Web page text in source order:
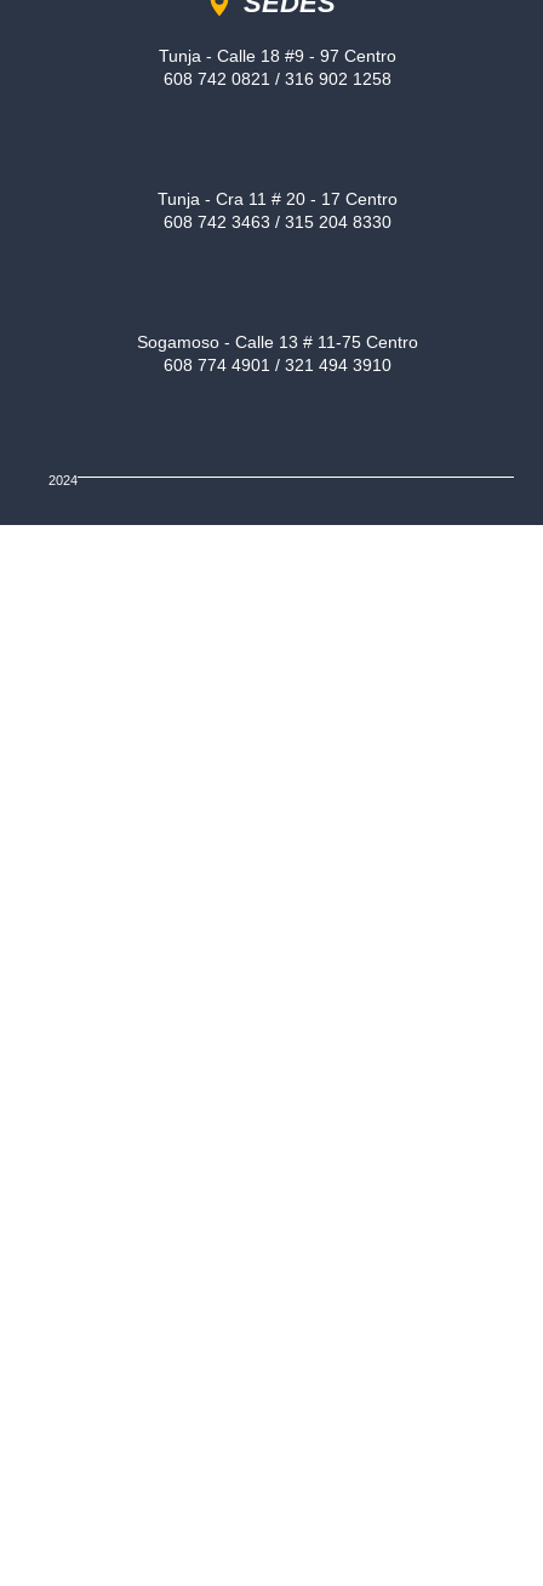
Tunja - Calle 18 #9 - 97 Centro
608 742 0821 / 316 902 1258
Tunja - Cra 11 # 20 - 17 Centro
608 742 3463 / 315 204 8330
Sogamoso - Calle 13 # 11-75 Centro
608 774 4901 / 321 494 3910
2024